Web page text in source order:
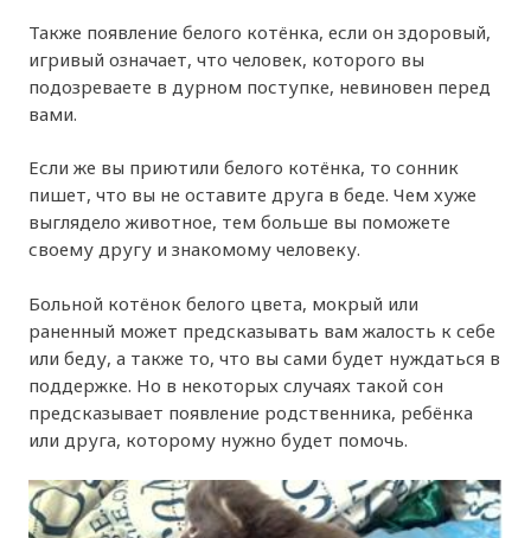
Также появление белого котёнка, если он здоровый,
игривый означает, что человек, которого вы
подозреваете в дурном поступке, невиновен перед
вами.
Если же вы приютили белого котёнка, то сонник
пишет, что вы не оставите друга в беде. Чем хуже
выглядело животное, тем больше вы поможете
своему другу и знакомому человеку.
Больной котёнок белого цвета, мокрый или
раненный может предсказывать вам жалость к себе
или беду, а также то, что вы сами будет нуждаться в
поддержке. Но в некоторых случаях такой сон
предсказывает появление родственника, ребёнка
или друга, которому нужно будет помочь.